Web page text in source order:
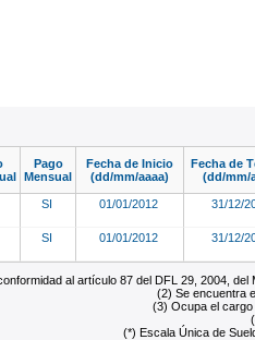
Pago
Mensual
Fecha de Inicio
(dd/mm/aaaa)
Fecha de
(dd/mm/
SI 01/01/2012 31/12/
SI 01/01/2012 31/12/
al artículo 87 del DFL 29, 2004, del
(2) Se encuentra
(3) Ocupa el cargo
(*) Escala Única de